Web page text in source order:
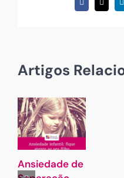
Facebook
X
Artigos
Ansiedade de